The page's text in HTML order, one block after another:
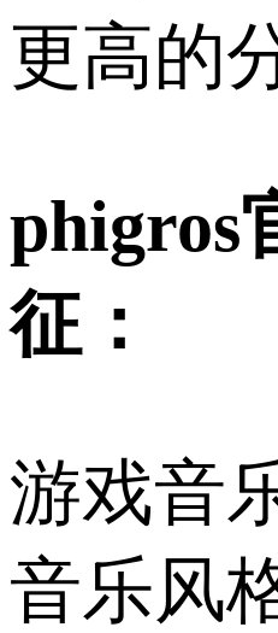
更高的
phigros
征：
游戏音
音乐风